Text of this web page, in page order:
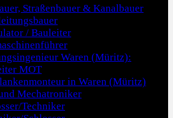
Straßenbauer & Kanalbauer
/ Bauleiter
Waren (Müritz):
MOT
in Waren (Müritz)
Mechatroniker
Techniker